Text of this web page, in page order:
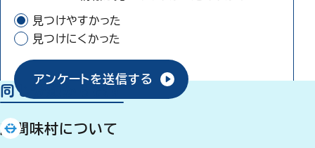
見つけやすかった
見つけにくかった
アンケートを送信する
同じ分類から探す
座間味村について